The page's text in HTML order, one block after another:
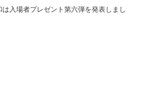
入場者プレゼント第六弾を発表しまし